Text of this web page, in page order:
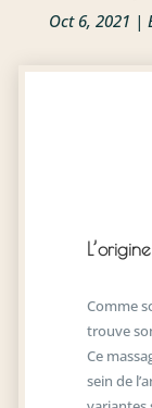
Oct 6, 2021 |
Comme
trouve
Ce
sein de